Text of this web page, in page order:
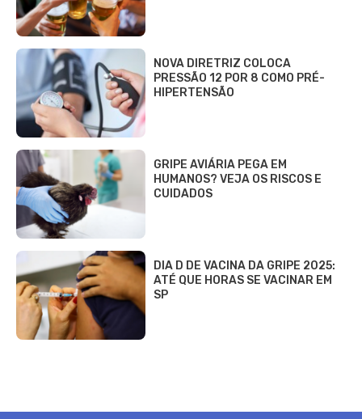
NOVA DIRETRIZ COLOCA
PRESSÃO 12 POR 8 COMO PRÉ-
HIPERTENSÃO
GRIPE AVIÁRIA PEGA EM
HUMANOS? VEJA OS RISCOS E
CUIDADOS
DIA D DE VACINA DA GRIPE 2025:
ATÉ QUE HORAS SE VACINAR EM
SP